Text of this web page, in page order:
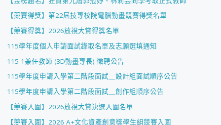
【競賽得獎】第22屆技專校院電腦動畫競賽得獎名單
【競賽得獎】2026放視大賞得獎名單
115學年度個人申請面試錄取名單及志願選填通知
115-1兼任教師 (3D動畫專長) 徵聘公告
115學年度申請入學第二階段面試＿設計組面試順序公告
115學年度申請入學第二階段面試＿創作組順序公告
【競賽入圍】2026放視大賞決選入圍名單
【競賽入圍】2026 A+文化資產創意獎學生組競賽入圍